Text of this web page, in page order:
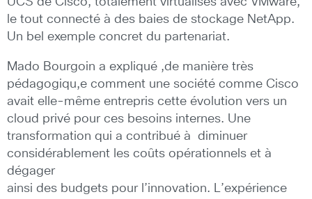
le tout connecté à des baies de stockage NetApp.
Un bel exemple concret du partenariat.
Mado Bourgoin a expliqué ,de manière très
pédagogiqu,e comment une société comme Cisco
avait elle-même entrepris cette évolution vers un
cloud privé pour ces besoins internes. Une
transformation qui a contribué à diminuer
considérablement les coûts opérationnels et à
dégager
ainsi des budgets pour l’innovation. L’expérience